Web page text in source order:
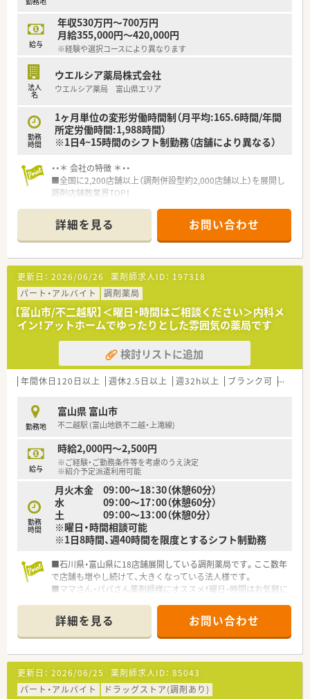
給与
年収530万円～700万円
月給355,000円～420,000円
※経験や選択コースにより異なります
法人
名
ウエルシア薬局株式会社
ウエルシア薬局 富山県エリア
勤務
時間
1ヶ月単位の変形労働時間制（月平均:165.6時間/年間
所定労働時間:1,988時間）
※1日4~15時間のシフト制勤務（店舗により異なる）
・・＊ 会社の特徴 ＊・・
■全国に2,200店舗以上（調剤併設型約2,000店舗以上）を展開し
調剤店舗数業界TOP！
頑張り次第で高給与も可能！
■経験や勤務コースによりますが、経験の少ない方でも500万前
半スタートと業界TOP水準！
■職種や職域に合わせ、豊富な社内研修や外部組織と連携した研
修を用意されています
■薬剤師が中心の会社だからこそ活躍できるキャリアパスが多
種多様に用意されています。
■店舗拡大に伴い、エリアマネジャーや営業部長等のマネジメン
トのポジションも増えます。
■在宅や教育等の専門性を活かせるスペシャリストを目指すこ
とも可能です。
■その他にも、管理部門や商品部門等の本社スタッフなど活動領
域は多種多様です。
■在宅実施店舗は年々増加しており、在宅医療へもしっかりと関
■育児休暇は3歳まで取得が可能で、時短制度は小学5年生まで
時短勤務ができるよう変更予定です。
■年間休日が120日とワークライフバランスが整っています
■日用品から常備薬まで、従業員割引制度など嬉しいメリットも
たくさんあります！
詳細を見る お問い合わせ
更新日： 2026/06/26 薬剤師求人ID： 197318
パート・アルバイト
調剤薬局
【富山市/不二越駅】＜曜日・時間はご相談ください＞内科メ
イン！アットホームでゆったりとした雰囲気の薬局です
検討リストに追加
年間休日120日以上 週休2.5日以上 週32h以上 ブランク可 Ｗワ
勤務地
富山県 富山市
不二越駅 (富山地鉄不二越・上滝線)
給与
時給2,000円～2,500円
※ご経験・ご勤務条件等を考慮のうえ決定
※紹介予定派遣利用可能
勤務
時間
月火木金 09：00～18：30（休憩60分）
水 09：00～17：00（休憩60分）
土 09：00～13：00（休憩0分）
※曜日・時間相談可能
※1日8時間、週40時間を限度とするシフト制勤務
■石川県・富山県に18店舗展開している調剤薬局です。ここ数年
で店舗も増やし続けて、大きくなっている法人様です。
■ママさん・パパさん薬剤師様にオススメ！曜日・時間はお気軽に
■お薬を通して地域の医療に役立つことを目指されている、地域
密着型の薬局様です。
詳細を見る お問い合わせ
更新日： 2026/06/25 薬剤師求人ID： 85043
パート・アルバイト
ドラッグストア(調剤あり)